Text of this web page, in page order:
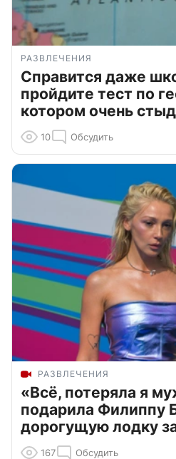
РАЗВЛЕЧЕНИЯ
Справится даже
пройдите тест по
котором очень
10 Обсудить
РАЗВЛЕЧЕНИЯ
«Всё, потеряла я
подарила Филиппу
дорогущую лодку
167 Обсудить